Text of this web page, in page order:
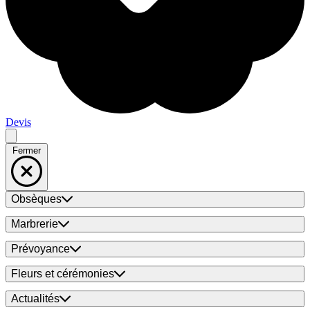
Devis
Fermer
Obsèques
Marbrerie
Prévoyance
Fleurs et cérémonies
Actualités